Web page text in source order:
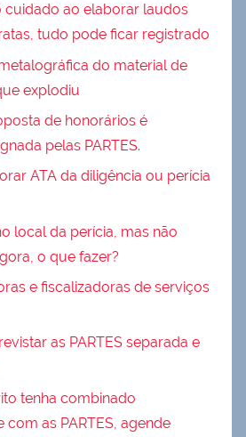
cuidado ao elaborar laudos
tudo pode ficar registrado
do material de
explodiu
de honorários é
pelas PARTES.
ATA da diligência ou perícia
local da perícia, mas não
o que fazer?
e fiscalizadoras de serviços
as PARTES separada e
tenha combinado
as PARTES, agende